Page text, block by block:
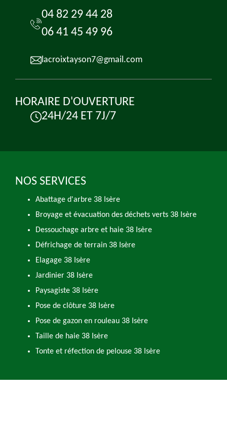
04 82 29 44 28
06 41 45 49 96
lacroixtayson7@gmail.com
HORAIRE D'OUVERTURE
24H/24 ET 7J/7
NOS SERVICES
Abattage d'arbre 38 Isère
Broyage et évacuation des déchets verts 38 Isère
Dessouchage arbre et haie 38 Isère
Défrichage de terrain 38 Isère
Elagage 38 Isère
Jardinier 38 Isère
Paysagiste 38 Isère
Pose de clôture 38 Isère
Pose de gazon en rouleau 38 Isère
Taille de haie 38 Isère
Tonte et réfection de pelouse 38 Isère